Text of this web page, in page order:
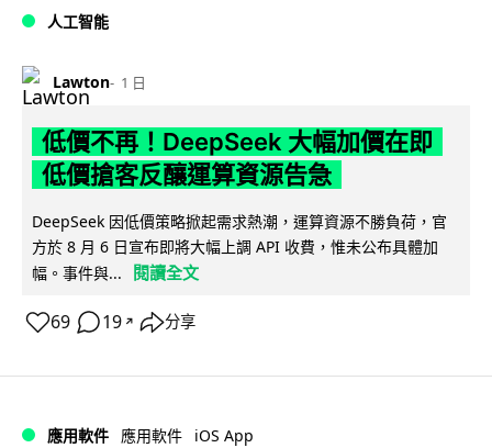
人工智能
Lawton 1 日
低價不再！DeepSeek 大幅加價在即
低價搶客反釀運算資源告急
DeepSeek 因低價策略掀起需求熱潮，運算資源不勝負荷，官
方於 8 月 6 日宣布即將大幅上調 API 收費，惟未公布具體加
幅。事件與...
閱讀全文
69 19 ↗ 分享
應用軟件 應用軟件 iOS App